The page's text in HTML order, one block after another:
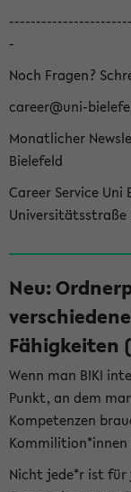
-
Noch Fragen?
career@uni-
Monatlicher
Bielefeld
Career Service Uni
Universitätsstraße
Neu:
Fähigkeiten
Wenn man BIKI
Punkt, an dem
Kompetenzen
Nicht jede*r ist für